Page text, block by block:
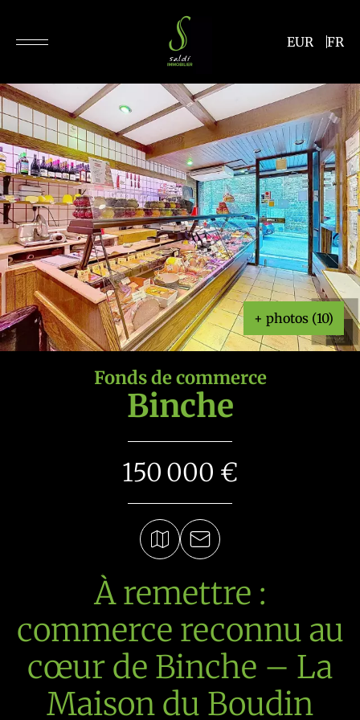
EUR FR
+ photos (10)
Fonds de commerce
Binche
150 000 €
À remettre :
commerce reconnu au
cœur de Binche – La
Maison du Boudin